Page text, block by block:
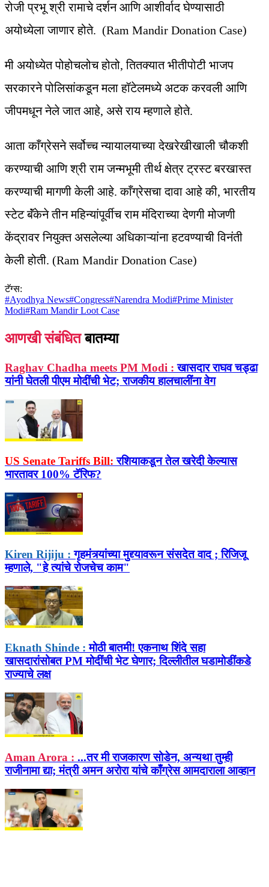
रोजी प्रभू श्री रामाचे दर्शन आणि आशीर्वाद घेण्यासाठी
अयोध्येला जाणार होते. (Ram Mandir Donation Case)
मी अयोध्येत पोहोचलोच होतो, तितक्यात भीतीपोटी भाजप
सरकारने पोलिसांकडून मला हॉटेलमध्ये अटक करवली आणि
जीपमधून नेले जात आहे, असे राय म्हणाले होते.
आता काँग्रेसने सर्वोच्च न्यायालयाच्या देखरेखीखाली चौकशी
करण्याची आणि श्री राम जन्मभूमी तीर्थ क्षेत्र ट्रस्ट बरखास्त
करण्याची मागणी केली आहे. काँग्रेसचा दावा आहे की, भारतीय
स्टेट बॅंकेने तीन महिन्यांपूर्वीच राम मंदिराच्या देणगी मोजणी
केंद्रावर नियुक्त असलेल्या अधिकाऱ्यांना हटवण्याची विनंती
केली होती. (Ram Mandir Donation Case)
टॅग्स:
#Ayodhya News#Congress#Narendra Modi#Prime Minister
Modi#Ram Mandir Loot Case
आणखी संबंधित बातम्या
Raghav Chadha meets PM Modi : खासदार राघव चड्ढा
यांनी घेतली पीएम मोदींची भेट; राजकीय हालचालींना वेग
US Senate Tariffs Bill: रशियाकडून तेल खरेदी केल्यास
भारतावर 100% टॅरिफ?
Kiren Rijiju : गृहमंत्र्यांच्या मुद्द्यावरून संसदेत वाद ; रिजिजू
म्हणाले, "हे त्यांचे रोजचेच काम"
Eknath Shinde : मोठी बातमी! एकनाथ शिंदे सहा
खासदारांसोबत PM मोदींची भेट घेणार; दिल्लीतील घडामोडींकडे
राज्याचे लक्ष
Aman Arora : ...तर मी राजकारण सोडेन, अन्यथा तुम्ही
राजीनामा द्या; मंत्री अमन अरोरा यांचे काँग्रेस आमदाराला आव्हान